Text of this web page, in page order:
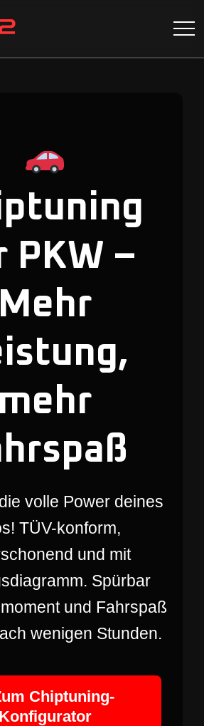
PKW –
Mehr
mehr
volle Power deines
TÜV-konform,
und mit
Spürbar
und Fahrspaß
wenigen Stunden.
Chiptuning-
Konfigurator